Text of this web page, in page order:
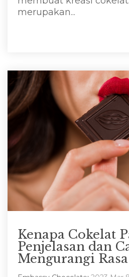
merupakan...
Kenapa Cokelat
Penjelasan dan
Mengurangi